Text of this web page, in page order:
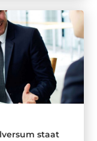
staat